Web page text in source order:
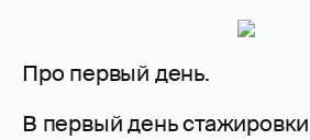
Про первый день.
В первый день